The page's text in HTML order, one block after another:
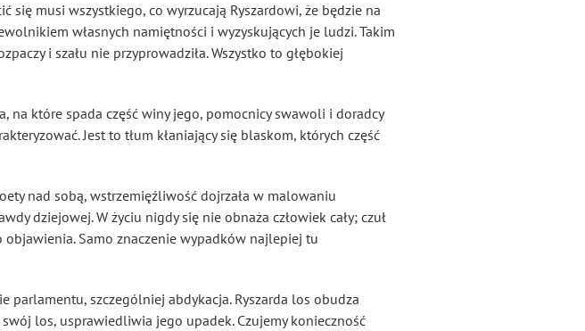
się musi wszystkiego, co wyrzucają Ryszardowi, że będzie na
własnych namiętności i wyzyskujących je ludzi. Takim
i szału nie przyprowadziła. Wszystko to głębokiej
na które spada część winy jego, pomocnicy swawoli i doradcy
Jest to tłum kłaniający się blaskom, których część
nad sobą, wstrzemięźliwość dojrzała w malowaniu
dziejowej. W życiu nigdy się nie obnaża człowiek cały; czuł
objawienia. Samo znaczenie wypadków najlepiej tu
parlamentu, szczególniej abdykacja. Ryszarda los obudza
los, usprawiedliwia jego upadek. Czujemy konieczność